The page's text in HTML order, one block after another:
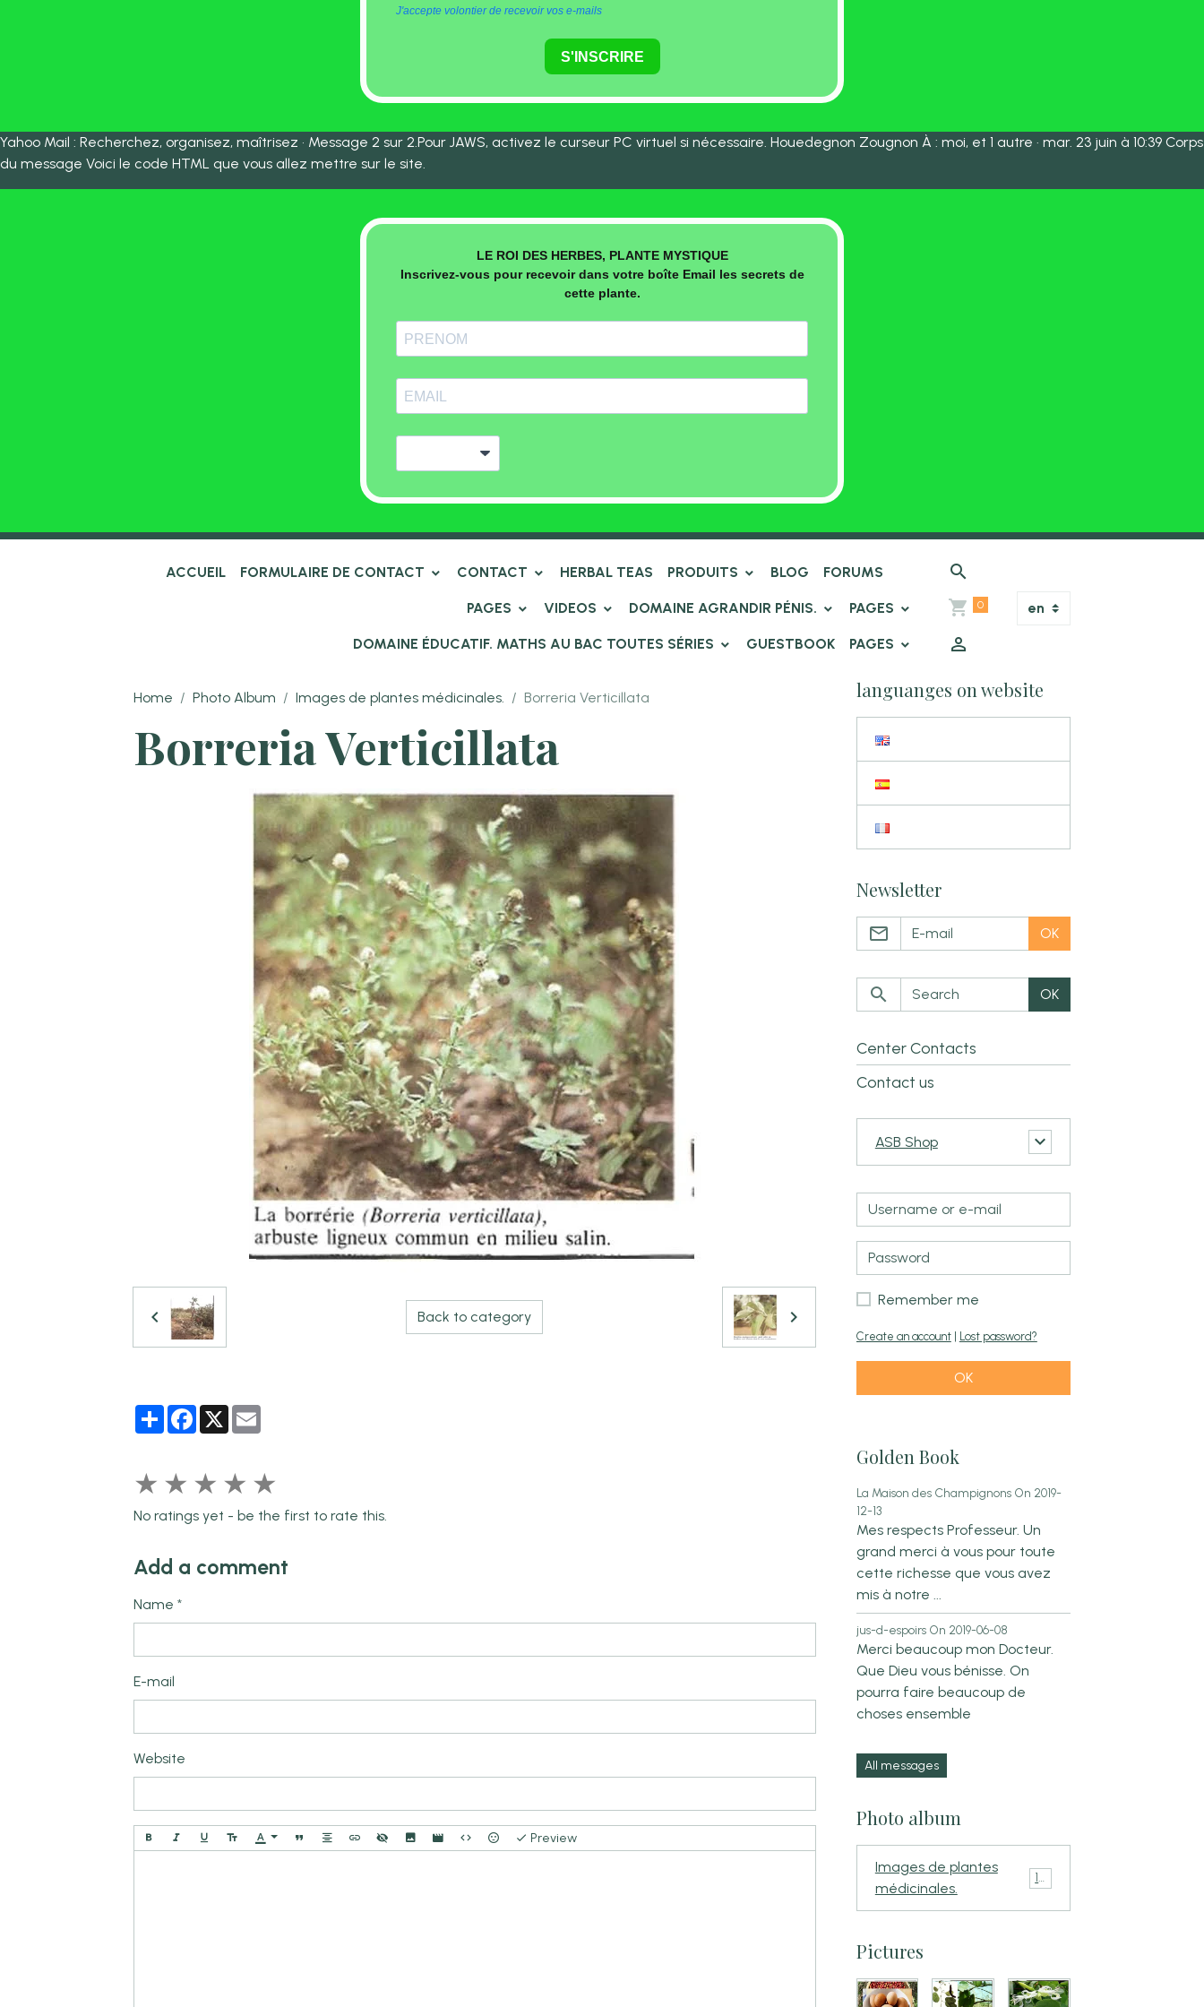
J'accepte volontier de recevoir vos e-mails
S'INSCRIRE
Yahoo Mail : Recherchez, organisez, maîtrisez • Message 2 sur 2.Pour JAWS, activez le curseur PC virtuel si nécessaire. Houedegnon Zougnon À : moi, et 1 autre · mar. 23 juin à 10:39 Corps
du message Voici le code HTML que vous allez mettre sur le site.
LE ROI DES HERBES, PLANTE MYSTIQUE
Inscrivez-vous pour recevoir dans votre boîte Email les secrets de
cette plante.
ACCUEIL FORMULAIRE DE CONTACT CONTACT HERBAL TEAS PRODUITS BLOG FORUMS
PAGES VIDEOS DOMAINE AGRANDIR PÉNIS. PAGES
DOMAINE ÉDUCATIF. MATHS AU BAC TOUTES SÉRIES GUESTBOOK PAGES
0
Home Photo Album Images de plantes médicinales. Borreria Verticillata
Borreria Verticillata
Back to category
PartagerFacebook
X
★ ★ ★ ★ ★
No ratings yet - be the first to rate this.
Add a comment
Name
E-mail
Website
Preview
languanges on website
Newsletter
OK
OK
Center Contacts
Contact us
ASB Shop
Remember me
Create an account| Lost password?
OK
Golden Book
La Maison des Champignons On 2019-
12-13
Mes respects Professeur. Un
grand merci à vous pour toute
cette richesse que vous avez
mis à notre ...
jus-d-espoirs On 2019-06-08
Merci beaucoup mon Docteur.
Que Dieu vous bénisse. On
pourra faire beaucoup de
choses ensemble
All messages
Photo album
Images de plantes
médicinales.
110
Pictures